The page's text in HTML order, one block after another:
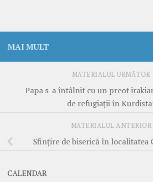
MAI MULT
MATERIALUL URMĂTOR
Papa s-a întâlnit cu un preot
de refugiații în
MATERIALUL ANTERIOR
Sfințire de biserică în localitatea
CALENDAR